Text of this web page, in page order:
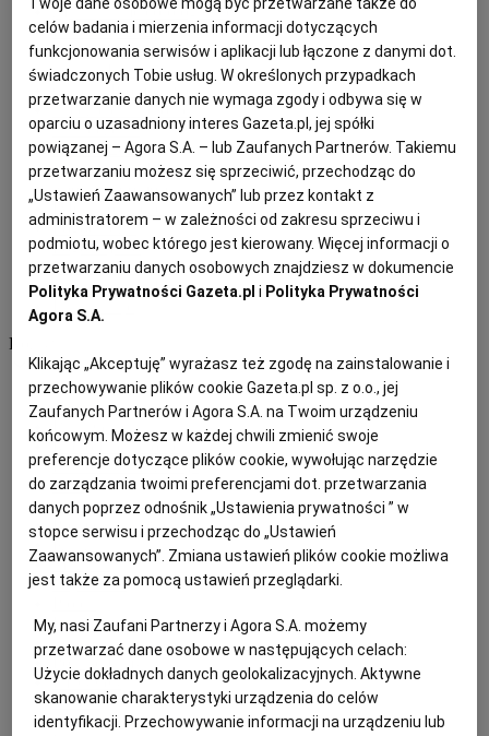
Zjawiska meteorologiczne
Horoskop 2023
Horoskop na dziś
Wyniki Lotto
Gazetki Promocyjne
Niedziele handlowe
Świadczenia
Podatki 2023
Jak rozliczyć PIT
Sport wiadomości
Pogoda dziś
Pogoda jutro
Nowe obostrzenia
Wiadomości z Ukrainy
Ukrayina.pl
Rozrywka
Sportowcy
Buzz Gazeta
Radio Internetowe
Radio Złote Przeboje
Film
Seriale
Premiery kinowe
Książki
Muzyka
Gry online
Komedie
Seriale kryminalne
HBO GO
Netflix
Amazon Prime Video
celów badania i mierzenia informacji dotyczących
funkcjonowania serwisów i aplikacji lub łączone z danymi dot.
świadczonych Tobie usług. W określonych przypadkach
przetwarzanie danych nie wymaga zgody i odbywa się w
oparciu o uzasadniony interes Gazeta.pl, jej spółki
powiązanej – Agora S.A. – lub Zaufanych Partnerów. Takiemu
przetwarzaniu możesz się sprzeciwić, przechodząc do
„Ustawień Zaawansowanych” lub przez kontakt z
administratorem – w zależności od zakresu sprzeciwu i
podmiotu, wobec którego jest kierowany. Więcej informacji o
przetwarzaniu danych osobowych znajdziesz w dokumencie
Polityka Prywatności Gazeta.pl i Polityka Prywatności
Agora S.A.
Klikając „Akceptuję” wyrażasz też zgodę na zainstalowanie i
przechowywanie plików cookie Gazeta.pl sp. z o.o., jej
Zaufanych Partnerów i Agora S.A. na Twoim urządzeniu
końcowym. Możesz w każdej chwili zmienić swoje
preferencje dotyczące plików cookie, wywołując narzędzie
do zarządzania twoimi preferencjami dot. przetwarzania
danych poprzez odnośnik „Ustawienia prywatności ” w
stopce serwisu i przechodząc do „Ustawień
Zaawansowanych”. Zmiana ustawień plików cookie możliwa
jest także za pomocą ustawień przeglądarki.
My, nasi Zaufani Partnerzy i Agora S.A. możemy
przetwarzać dane osobowe w następujących celach:
Użycie dokładnych danych geolokalizacyjnych. Aktywne
skanowanie charakterystyki urządzenia do celów
identyfikacji. Przechowywanie informacji na urządzeniu lub